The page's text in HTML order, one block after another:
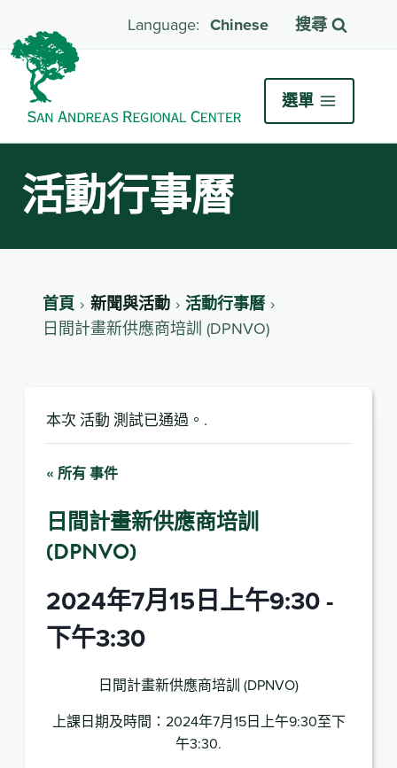
Chinese 搜尋
選單
活動行事曆
首頁 新聞與活動 活動行事曆
日間計畫新供應商培訓 (DPNVO)
本次 活動 測試已通過。.
« 所有 事件
日間計畫新供應商培訓
(DPNVO)
2024年7月15日上午9:30-
下午3:30
日間計畫新供應商培訓 (DPNVO)
上課日期及時間：2024年7月15日上午9:30至下
午3:30.